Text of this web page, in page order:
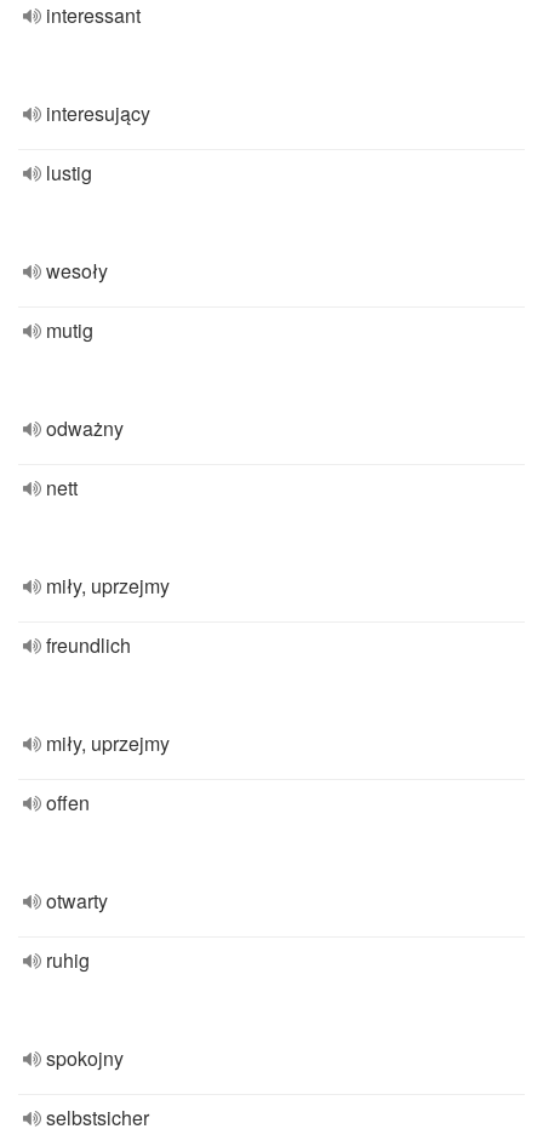
interessant
interesujący
lustig
wesoły
mutig
odważny
nett
miły, uprzejmy
freundlich
miły, uprzejmy
offen
otwarty
ruhig
spokojny
selbstsicher